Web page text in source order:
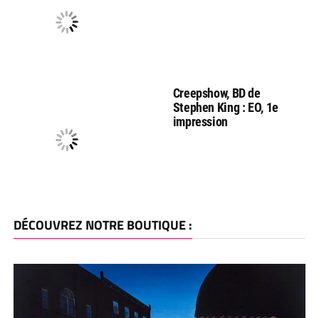
Creepshow, BD de
Stephen King : EO, 1e
impression
DÉCOUVREZ NOTRE BOUTIQUE :